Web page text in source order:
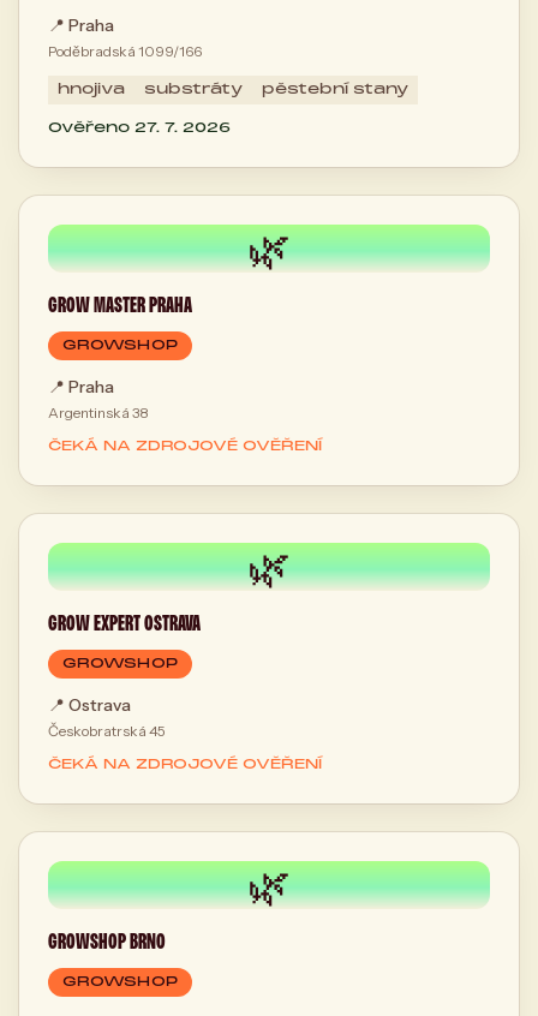
📍 Praha
Poděbradská 1099/166
hnojiva substráty pěstební stany
Ověřeno 27. 7. 2026
🌿
GROW MASTER PRAHA
GROWSHOP
📍 Praha
Argentinská 38
ČEKÁ NA ZDROJOVÉ OVĚŘENÍ
🌿
GROW EXPERT OSTRAVA
GROWSHOP
📍 Ostrava
Českobratrská 45
ČEKÁ NA ZDROJOVÉ OVĚŘENÍ
🌿
GROWSHOP BRNO
GROWSHOP